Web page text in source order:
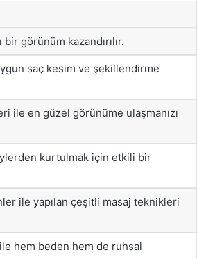
görünüm kazandırılır.
saç kesim ve şekillendirme
ile en güzel görünüme ulaşmanızı
kurtulmak için etkili bir
ile yapılan çeşitli masaj teknikleri
hem beden hem de ruhsal